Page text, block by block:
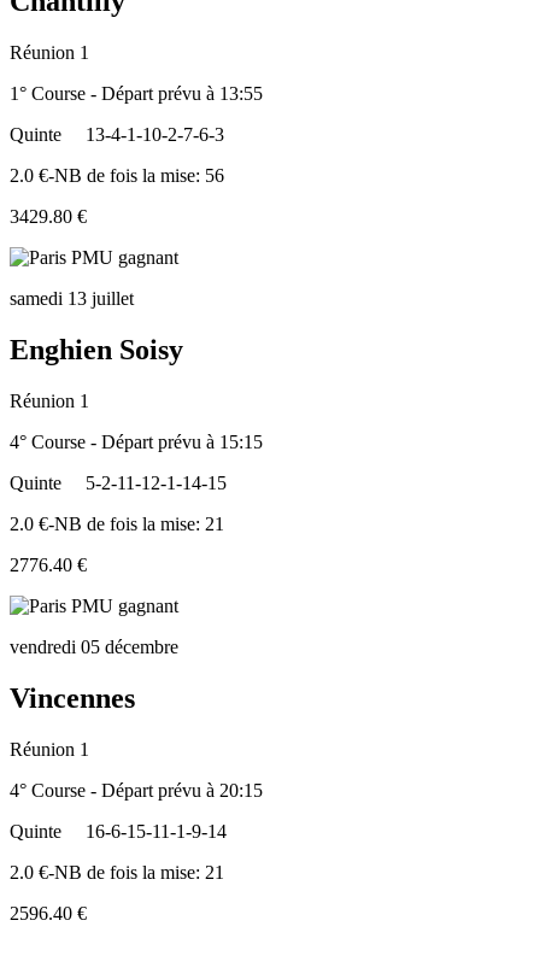
Réunion 1
1° Course - Départ prévu à 13:55
Quinte
13-4-1-10-2-7-6-3
2.0 €-NB de fois la mise: 56
3429.80 €
samedi 13 juillet
Enghien Soisy
Réunion 1
4° Course - Départ prévu à 15:15
Quinte
5-2-11-12-1-14-15
2.0 €-NB de fois la mise: 21
2776.40 €
vendredi 05 décembre
Vincennes
Réunion 1
4° Course - Départ prévu à 20:15
Quinte
16-6-15-11-1-9-14
2.0 €-NB de fois la mise: 21
2596.40 €